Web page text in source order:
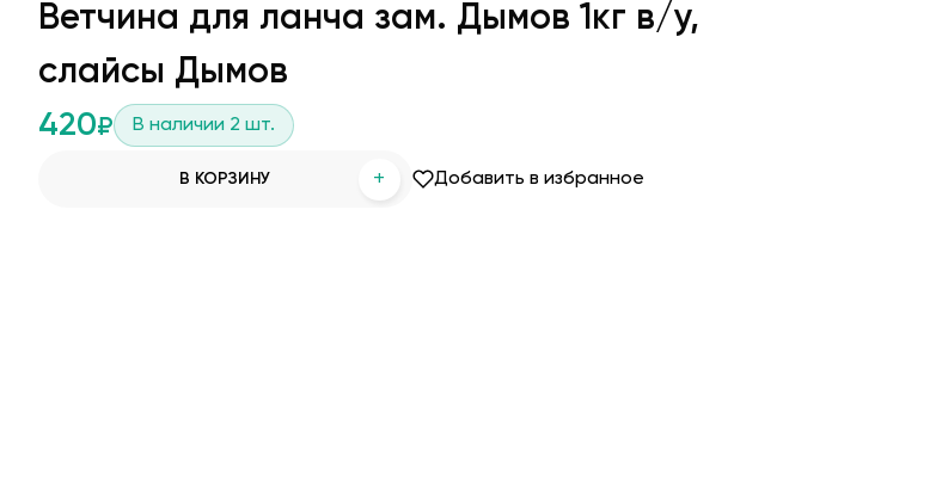
Ветчина для ланча зам. Дымов 1кг в/у,
слайсы Дымов
420₽ В наличии 2 шт.
В КОРЗИНУ + Добавить в избранное